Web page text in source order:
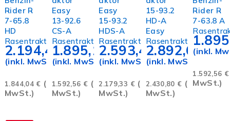
Rider R
7-65.8
HD
Rasentraktoren
2.194,41€
(inkl. MwSt.)
1.844,04 € (zzgl.
MwSt.)
Easy
13-92.6
CS-A
Rasentraktoren
1.895,15€
(inkl. MwSt.)
1.592,56 € (zzgl.
MwSt.)
Easy
15-93.2
HDS-A
Rasentraktoren
2.593,40€
(inkl. MwSt.)
2.179,33 € (zzgl.
MwSt.)
15-93.2
HD-A
Easy
Rasentraktoren
2.892,65€
(inkl. MwSt.)
2.430,80 € (zzgl.
MwSt.)
Rider R
7-63.8 A
(inkl.
1.592,56 €
MwSt.)